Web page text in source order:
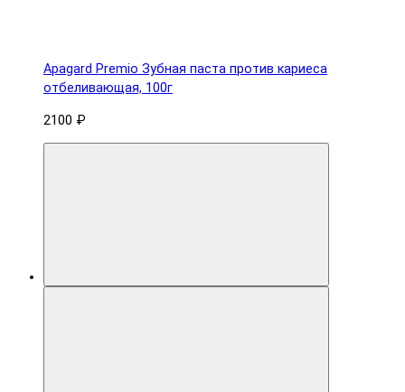
Apagard Premio Зубная паста против кариеса
отбеливающая, 100г
2100 ₽